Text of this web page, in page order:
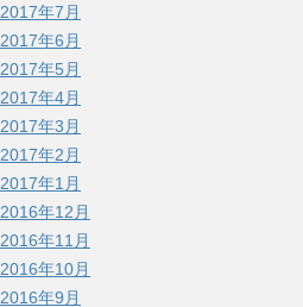
2017年7月
2017年6月
2017年5月
2017年4月
2017年3月
2017年2月
2017年1月
2016年12月
2016年11月
2016年10月
2016年9月